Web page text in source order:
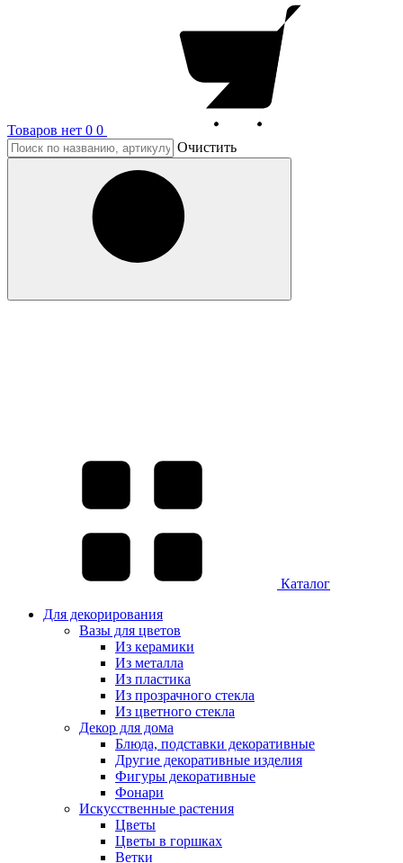
Товаров нет 0 0
Очистить
Каталог
Для декорирования
Вазы для цветов
Из керамики
Из металла
Из пластика
Из прозрачного стекла
Из цветного стекла
Декор для дома
Блюда, подставки декоративные
Другие декоративные изделия
Фигуры декоративные
Фонари
Искусственные растения
Цветы
Цветы в горшках
Ветки